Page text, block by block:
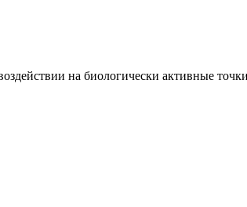
на биологически активные